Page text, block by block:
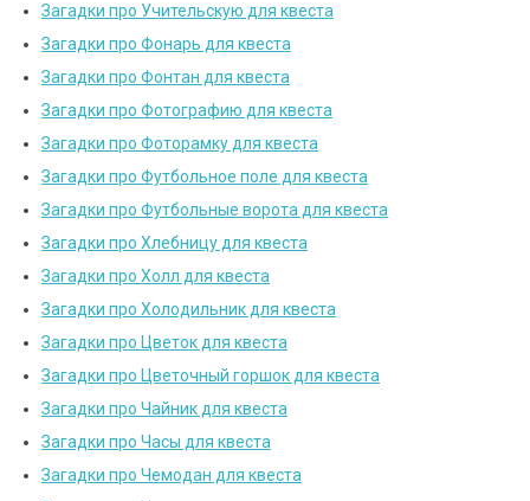
Загадки про Учительскую для квеста
Загадки про Фонарь для квеста
Загадки про Фонтан для квеста
Загадки про Фотографию для квеста
Загадки про Фоторамку для квеста
Загадки про Футбольное поле для квеста
Загадки про Футбольные ворота для квеста
Загадки про Хлебницу для квеста
Загадки про Холл для квеста
Загадки про Холодильник для квеста
Загадки про Цветок для квеста
Загадки про Цветочный горшок для квеста
Загадки про Чайник для квеста
Загадки про Часы для квеста
Загадки про Чемодан для квеста